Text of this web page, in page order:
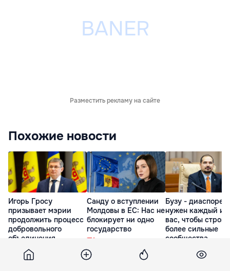
Разместить рекламу на сайте
Похожие новости
Игорь Гросу
призывает мэрии
продолжить процесс
добровольного
объединения
3 часа назад
Санду о вступлении
Молдовы в ЕС: Нас не
блокирует ни одно
государство
Бузу - диаспоре:
нужен каждый из
вас, чтобы
более сильные
сообщества
вчера